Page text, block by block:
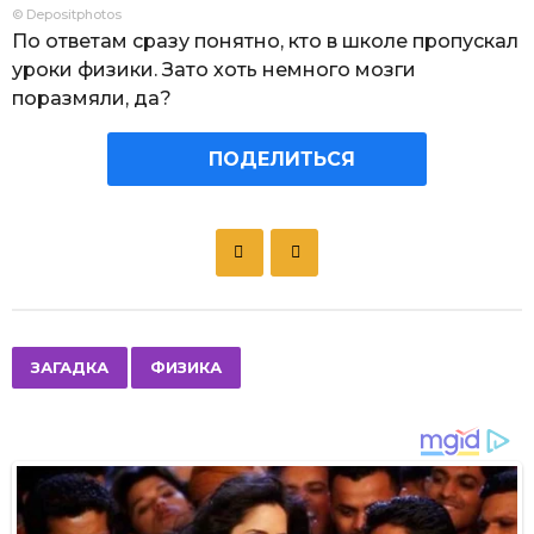
© Depositphotos
По ответам сразу понятно, кто в школе пропускал
уроки физики. Зато хоть немного мозги
поразмяли, да?
ПОДЕЛИТЬСЯ
P
a
i
n
a
ЗАГАДКА ФИЗИКА